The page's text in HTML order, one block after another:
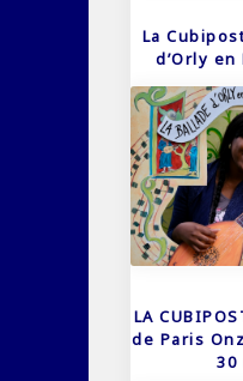
La
d’Orly
LA
de Paris
30